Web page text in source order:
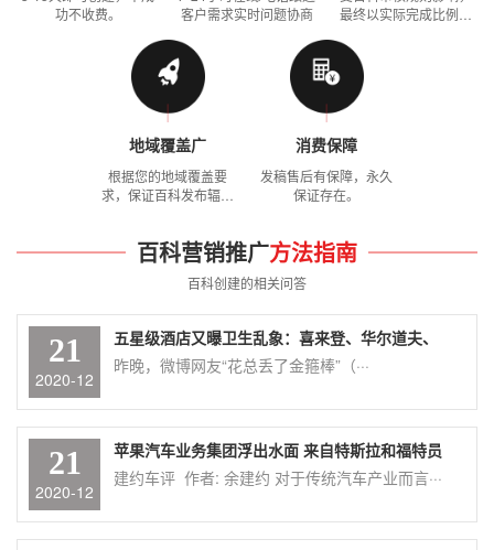
功不收费。
客户需求实时问题协商
最终以实际完成比例结
地域覆盖广
根据您的地域覆盖要
求，保证百科发布辐射
消费保障
发稿售后有保障，永久
保证存在。
百科营销推广方法指南
百科创建的相关问答
21
2020-12
五星级酒店又曝卫生乱象：喜来登、华尔道夫、
昨晚，微博网友“花总丢了金箍棒”（···
21
2020-12
苹果汽车业务集团浮出水面 来自特斯拉和福特员
建约车评 作者: 余建约 对于传统汽车产业而言···